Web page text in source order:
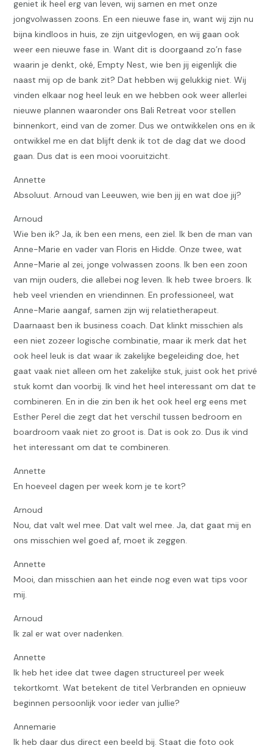
geniet ik heel erg van leven, wij samen en met onze
jongvolwassen zoons. En een nieuwe fase in, want wij zijn nu
bijna kindloos in huis, ze zijn uitgevlogen, en wij gaan ook
weer een nieuwe fase in. Want dit is doorgaand zo’n fase
waarin je denkt, oké, Empty Nest, wie ben jij eigenlijk die
naast mij op de bank zit? Dat hebben wij gelukkig niet. Wij
vinden elkaar nog heel leuk en we hebben ook weer allerlei
nieuwe plannen waaronder ons Bali Retreat voor stellen
binnenkort, eind van de zomer. Dus we ontwikkelen ons en ik
ontwikkel me en dat blijft denk ik tot de dag dat we dood
gaan. Dus dat is een mooi vooruitzicht.
Annette
Absoluut. Arnoud van Leeuwen, wie ben jij en wat doe jij?
Arnoud
Wie ben ik? Ja, ik ben een mens, een ziel. Ik ben de man van
Anne-Marie en vader van Floris en Hidde. Onze twee, wat
Anne-Marie al zei, jonge volwassen zoons. Ik ben een zoon
van mijn ouders, die allebei nog leven. Ik heb twee broers. Ik
heb veel vrienden en vriendinnen. En professioneel, wat
Anne-Marie aangaf, samen zijn wij relatietherapeut.
Daarnaast ben ik business coach. Dat klinkt misschien als
een niet zozeer logische combinatie, maar ik merk dat het
ook heel leuk is dat waar ik zakelijke begeleiding doe, het
gaat vaak niet alleen om het zakelijke stuk, juist ook het privé
stuk komt dan voorbij. Ik vind het heel interessant om dat te
combineren. En in die zin ben ik het ook heel erg eens met
Esther Perel die zegt dat het verschil tussen bedroom en
boardroom vaak niet zo groot is. Dat is ook zo. Dus ik vind
het interessant om dat te combineren.
Annette
En hoeveel dagen per week kom je te kort?
Arnoud
Nou, dat valt wel mee. Dat valt wel mee. Ja, dat gaat mij en
ons misschien wel goed af, moet ik zeggen.
Annette
Mooi, dan misschien aan het einde nog even wat tips voor
mij.
Arnoud
Ik zal er wat over nadenken.
Annette
Ik heb het idee dat twee dagen structureel per week
tekortkomt. Wat betekent de titel Verbranden en opnieuw
beginnen persoonlijk voor ieder van jullie?
Annemarie
Ik heb daar dus direct een beeld bij. Staat die foto ook